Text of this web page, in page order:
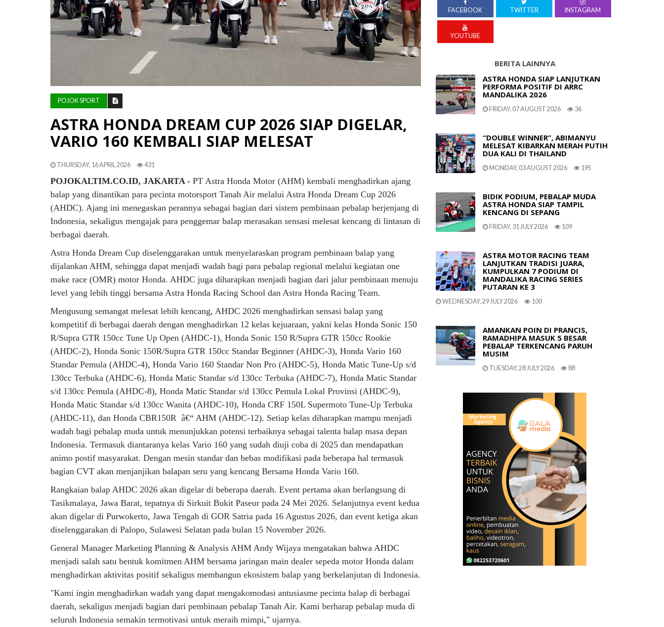
POJOK SPORT
ASTRA HONDA DREAM CUP 2026 SIAP DIGELAR,
VARIO 160 KEMBALI SIAP MELESAT
THURSDAY, 16 APRIL 2026 431
POJOKALTIM.CO.ID, JAKARTA - PT Astra Honda Motor (AHM) kembali menghadirkan ajang
balap yang dinantikan para pecinta motorsport Tanah Air melalui Astra Honda Dream Cup 2026
(AHDC). Ajang ini menegaskan perannya sebagai bagian dari sistem pembinaan pebalap berjenjang di
Indonesia, sekaligus mengajak para penggemar balap merasakan sensasi melesat kencang di lintasan di
berbagai daerah.
Astra Honda Dream Cup diselenggarakan untuk menyelaraskan program pembinaan balap yang
dijalankan AHM, sehingga dapat menjadi wadah bagi para pebalap regional melalui kegiatan one
make race (OMR) motor Honda. AHDC juga diharapkan menjadi bagian dari jalur pembinaan menuju
level yang lebih tinggi bersama Astra Honda Racing School dan Astra Honda Racing Team.
Mengusung semangat melesat lebih kencang, AHDC 2026 menghadirkan sensasi balap yang
kompetitif di berbagai daerah dengan menghadirkan 12 kelas kejuaraan, yakni kelas Honda Sonic 150
R/Supra GTR 150cc Tune Up Open (AHDC-1), Honda Sonic 150 R/Supra GTR 150cc Rookie
(AHDC-2), Honda Sonic 150R/Supra GTR 150cc Standar Beginner (AHDC-3), Honda Vario 160
Standar Pemula (AHDC-4), Honda Vario 160 Standar Non Pro (AHDC-5), Honda Matic Tune-Up s/d
130cc Terbuka (AHDC-6), Honda Matic Standar s/d 130cc Terbuka (AHDC-7), Honda Matic Standar
s/d 130cc Pemula (AHDC-8), Honda Matic Standar s/d 130cc Pemula Lokal Provinsi (AHDC-9),
Honda Matic Standar s/d 130cc Wanita (AHDC-10), Honda CRF 150L Supermoto Tune-Up Terbuka
(AHDC-11), dan Honda CBR150R â€“ AHM (AHDC-12). Setiap kelas diharapkan mampu menjadi
wadah bagi pebalap muda untuk menunjukkan potensi terbaiknya sebagai talenta balap masa depan
Indonesia. Termasuk diantaranya kelas Vario 160 yang sudah diuji coba di 2025 dan mendapatkan
animo postif masyarakat. Dengan mesin standar dan bebas modifikasi pada beberapa hal termasuk
bagian CVT akan menjanjikan balapan seru yang kencang Bersama Honda Vario 160.
Rangkaian balap AHDC 2026 akan digelar di beberapa daerah. Event pertama akan berlangsung di
Tasikmalaya, Jawa Barat, tepatnya di Sirkuit Bukit Paseur pada 24 Mei 2026. Selanjutnya event kedua
akan digelar di Purwokerto, Jawa Tengah di GOR Satria pada 16 Agustus 2026, dan event ketiga akan
diselenggarakan di Palopo, Sulawesi Selatan pada bulan 15 November 2026.
General Manager Marketing Planning & Analysis AHM Andy Wijaya mengatakan bahwa AHDC
menjadi salah satu bentuk komitmen AHM bersama jaringan main dealer sepeda motor Honda dalam
menghadirkan aktivitas positif sekaligus membangun ekosistem balap yang berkelanjutan di Indonesia.
"Kami ingin menghadirkan wadah yang dapat mengakomodasi antusiasme pecinta balap di berbagai
daerah, sekaligus menjadi bagian dari pembinaan pebalap Tanah Air. Kami berharap pebalap muda di
seluruh Indonesia semakin termotivasi untuk meraih mimpi," ujarnya.
FACEBOOK TWITTER INSTAGRAM
YOUTUBE
BERITA LAINNYA
ASTRA HONDA SIAP LANJUTKAN
PERFORMA POSITIF DI ARRC
MANDALIKA 2026
FRIDAY, 07 AUGUST 2026 36
“DOUBLE WINNER”, ABIMANYU
MELESAT KIBARKAN MERAH PUTIH
DUA KALI DI THAILAND
MONDAY, 03 AUGUST 2026 195
BIDIK PODIUM, PEBALAP MUDA
ASTRA HONDA SIAP TAMPIL
KENCANG DI SEPANG
FRIDAY, 31 JULY 2026 109
ASTRA MOTOR RACING TEAM
LANJUTKAN TRADISI JUARA,
KUMPULKAN 7 PODIUM DI
MANDALIKA RACING SERIES
PUTARAN KE 3
WEDNESDAY, 29 JULY 2026 100
AMANKAN POIN DI PRANCIS,
RAMADHIPA MASUK 5 BESAR
PEBALAP TERKENCANG PARUH
MUSIM
TUESDAY, 28 JULY 2026 88